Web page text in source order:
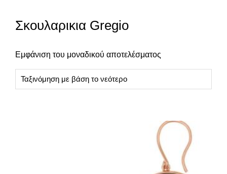
Σκουλαρικια Gregio
Εμφάνιση του μοναδικού αποτελέσματος